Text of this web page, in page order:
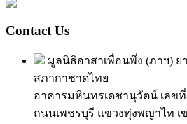
Contact Us
มูลนิธิอาสาเพื่อนพึ่ง (ภาฯ) ย
สภากาชาดไทย
อาคารมหินทรเดชานุวัตน์ เลขที่
ถนนเพชรบุรี แขวงทุ่งพญาไท เ